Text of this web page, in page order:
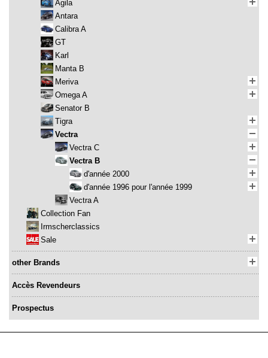
Agila
Antara
Calibra A
GT
Karl
Manta B
Meriva
Omega A
Senator B
Tigra
Vectra
Vectra C
Vectra B
d'année 2000
d'année 1996 pour l'année 1999
Vectra A
Collection Fan
Irmscherclassics
Sale
other Brands
Accès Revendeurs
Prospectus